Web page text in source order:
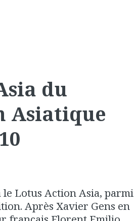
du
Asiatique
Lotus Action Asia, parmi
Après Xavier Gens en